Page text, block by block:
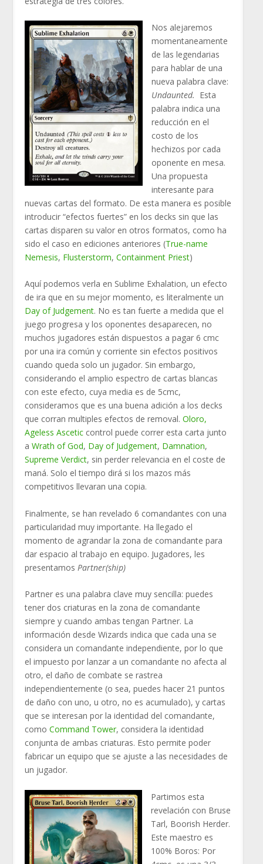
Nos alejaremos
momentaneamente
de las legendarias
para hablar de una
nueva palabra clave:
Undaunted. Esta
palabra indica una
reducción en el
costo de los
hechizos por cada
oponente en mesa.
Una propuesta
interesante para
nuevas cartas del formato. De esta manera es posible
introducir “efectos fuertes” en los decks sin que las
cartas disparen su valor en otros formatos, como ha
sido el caso en ediciones anteriores (True-name
Nemesis, Flusterstorm, Containment Priest)
Aquí podemos verla en Sublime Exhalation, un efecto
de ira que en su mejor momento, es literalmente un
Day of Judgement. No es tan fuerte a medida que el
juego progresa y los oponentes desaparecen, no
muchos jugadores están dispuestos a pagar 6 cmc
por una ira común y corriente sin efectos positivos
cuando queda solo un jugador. Sin embargo,
considerando el amplio espectro de cartas blancas
con este efecto, cuya media es de 5cmc,
consideramos que es una buena adición a los decks
que corran multiples efectos de removal. Oloro,
Ageless Asceticcontrol puede correr esta carta junto
a Wrath of God, Day of Judgement, Damnation,
Supreme Verdict, sin perder relevancia en el coste de
maná. Solo el tiempo dirá si los mazos más
competitivos llevaran una copia.
Finalmente, se han revelado 6 comandantes con una
particularidad muy importante. Ha llegado el
momento de agrandar la zona de comandante para
dar espacio al trabajo en equipo. Jugadores, les
presentamos Partner(ship)
Partner es una palabra clave muy sencilla: puedes
tener dos criaturas en la zona de comandante
siempre y cuando ambas tengan Partner. La
información desde Wizards indica que cada una se
considera un comandante independiente, por lo que
el impuesto por lanzar a un comandante no afecta al
otro, el daño de combate se rastrea
independientemente (o sea, puedes hacer 21 puntos
de daño con uno, u otro, no es acumulado), y cartas
que se interesan por la identidad del comandante,
como Command Tower, considera la identidad
conjunta de ambas criaturas. Esto permite poder
fabricar un equipo que se ajuste a las necesidades de
un jugador.
Partimos esta
revelación con Bruse
Tarl, Boorish Herder.
Este maestro es
100% Boros: Por